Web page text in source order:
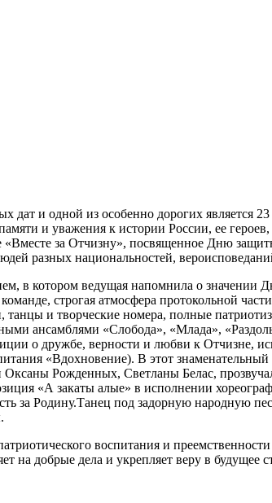
и одной из особенно дорогих является
и уважения к истории России, ее
«Вместе за Отчизну», посвященное Дню
разных национальностей,
в котором ведущая напомнила о значении
строгая атмосфера протокольной
танцы и творческие номера, полные
ансамблями «Слобода», «Млада»,
о дружбе, верности и любви к
«Вдохновение). В этот
Рожденных, Светланы Белас,
«А закаты алые» в исполнении
за Родину.Танец под задорную
воспитания и
на добрые дела и укрепляет веру в будущее